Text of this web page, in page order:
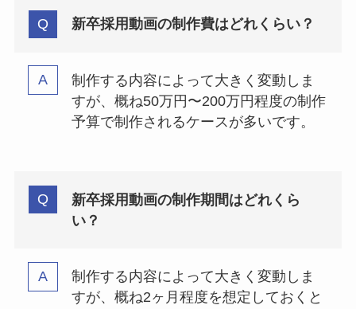
新卒採用動画の制作費はどれくらい？
制作する内容によって大きく変動しま
すが、概ね50万円〜200万円程度の制作
予算で制作されるケースが多いです。
新卒採用動画の制作期間はどれくら
い？
制作する内容によって大きく変動しま
すが、概ね2ヶ月程度を想定しておくと